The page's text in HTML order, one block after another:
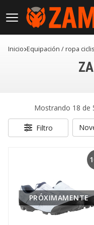
Inicio equipación / ropa
Mostrando 18 de
Filtro
PRÓXIMAMENTE